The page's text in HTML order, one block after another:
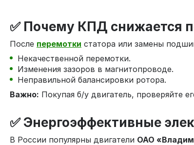
✅ Почему КПД снижается
После перемотки статора или замены
Некачественной перемотки.
Изменения зазоров в магнитопроводе.
Неправильной балансировки ротора.
Важно: Покупая б/у двигатель, проверяйте
✅ Энергоэффективные
В России популярны двигатели ОАО